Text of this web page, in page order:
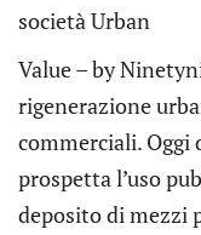
società Urban
Value – by
rigenerazione
commerciali. Oggi
prospetta l’uso
deposito di mezzi